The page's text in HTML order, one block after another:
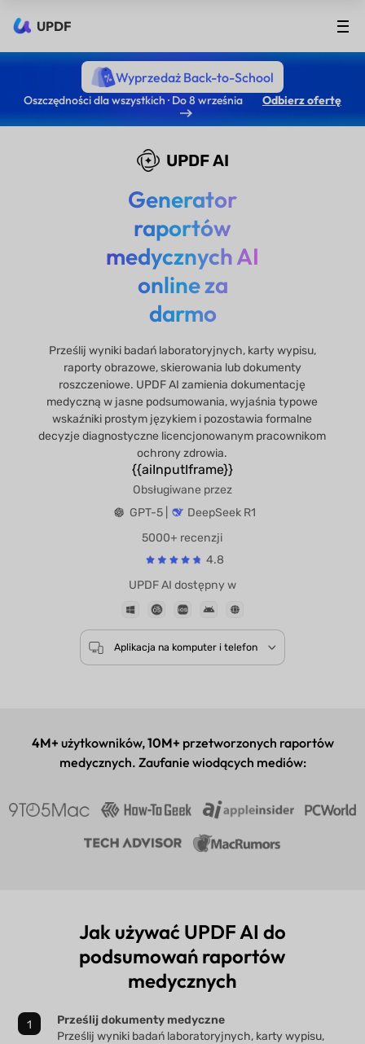
UPDF
Wyprzedaż Back-to-School
Oszczędności dla wszystkich · Do 8 września Odbierz ofertę
UPDF AI
Generator
raportów
medycznych AI
online za
darmo
Prześlij wyniki badań laboratoryjnych, karty wypisu,
raporty obrazowe, skierowania lub dokumenty
roszczeniowe. UPDF AI zamienia dokumentację
medyczną w jasne podsumowania, wyjaśnia typowe
wskaźniki prostym językiem i pozostawia formalne
decyzje diagnostyczne licencjonowanym pracownikom
ochrony zdrowia.
{{aiInputIframe}}
Obsługiwane przez
GPT-5 |
DeepSeek R1
5000+ recenzji
UPDF AI dostępny w
Aplikacja na komputer i telefon
4M+ użytkowników,10M+ przetworzonych raportów
medycznych. Zaufanie wiodących mediów:
Jak używać UPDF AI do
podsumowań raportów
medycznych
Prześlij dokumenty medyczne
Prześlij wyniki badań laboratoryjnych, karty wypisu,